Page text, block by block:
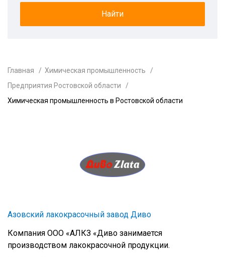
Главная
Химическая промышленность
Предприятия Ростовской области
Химическая промышленность в Ростовской области
Азовский лакокрасочный завод Диво
Компания ООО «АЛКЗ «Диво занимается
производством лакокрасочной продукции.